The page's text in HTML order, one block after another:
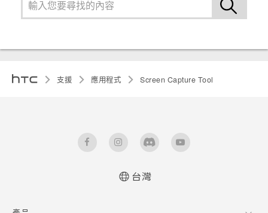
支援 應用程式 Screen Capture Tool
台灣